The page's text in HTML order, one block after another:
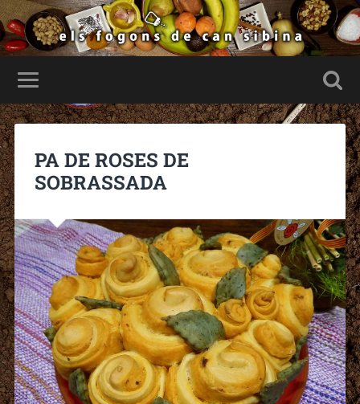
PA DE ROSES DE
SOBRASSADA